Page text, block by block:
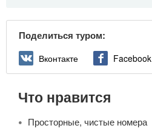
Поделиться туром:
Вконтакте Facebook
Что нравится
Просторные, чистые номера